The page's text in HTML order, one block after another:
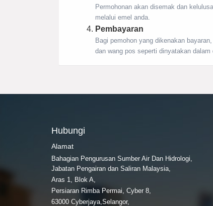
Permohonan akan disemak dan
melalui emel anda.
Pembayaran
Bagi pemohon yang dikenakan
dan wang pos seperti dinyatakan
Hubungi
Alamat
Bahagian Pengurusan Sumber Air Dan Hidrologi,
Jabatan Pengairan dan Saliran Malaysia,
Aras 1, Blok A,
Persiaran Rimba Permai, Cyber 8,
63000 Cyberjaya,Selangor,